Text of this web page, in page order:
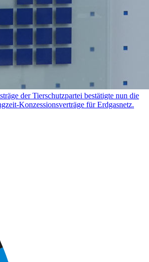
der Tierschutzpartei bestätigte nun die
Konzessionsverträge für Erdgasnetz.